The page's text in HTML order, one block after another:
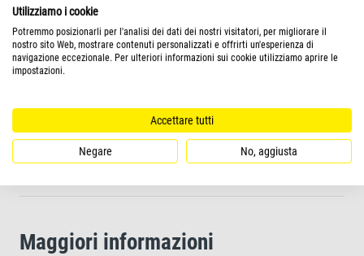
Contiene tutti i nutrienti essenziali per pesci sani e vitali
La miscela di nutrienti contribuisce a una maggiore
Altamente digeribile grazie all'elevata qualità dei
nutrienti
Maggiori informazioni
Utilizziamo i cookie
Potremmo posizionarli per l'analisi dei dati dei nostri visitatori, per migliorare il
nostro sito Web, mostrare contenuti personalizzati e offrirti un'esperienza di
navigazione eccezionale. Per ulteriori informazioni sui cookie utilizziamo aprire le
impostazioni.
Accettare tutti
Negare No, aggiusta